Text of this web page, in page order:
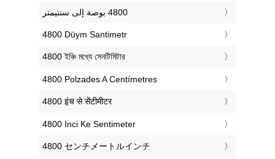
‎4800 Düym Santimetr
‎4800 ইঞ্চি মধ্যে সেনটিমিটার
‎4800 Polzades A Centímetres
‎4800 इंच से सेंटीमीटर
‎4800 Inci Ke Sentimeter
‎4800 センチメートルインチ